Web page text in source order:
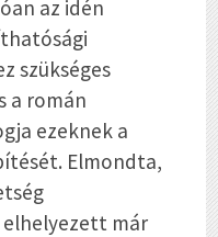
az idén
szükséges
a román
ezeknek a
Elmondta,
már